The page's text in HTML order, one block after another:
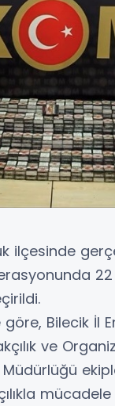
ilçesinde
Bilecik İl
ve